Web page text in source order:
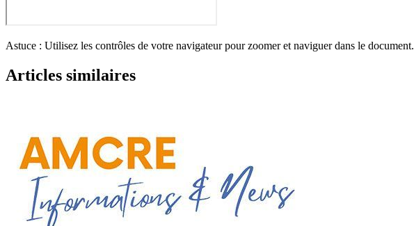
Astuce : Utilisez les contrôles de votre navigateur pour zoomer et naviguer dans le document.
Articles similaires